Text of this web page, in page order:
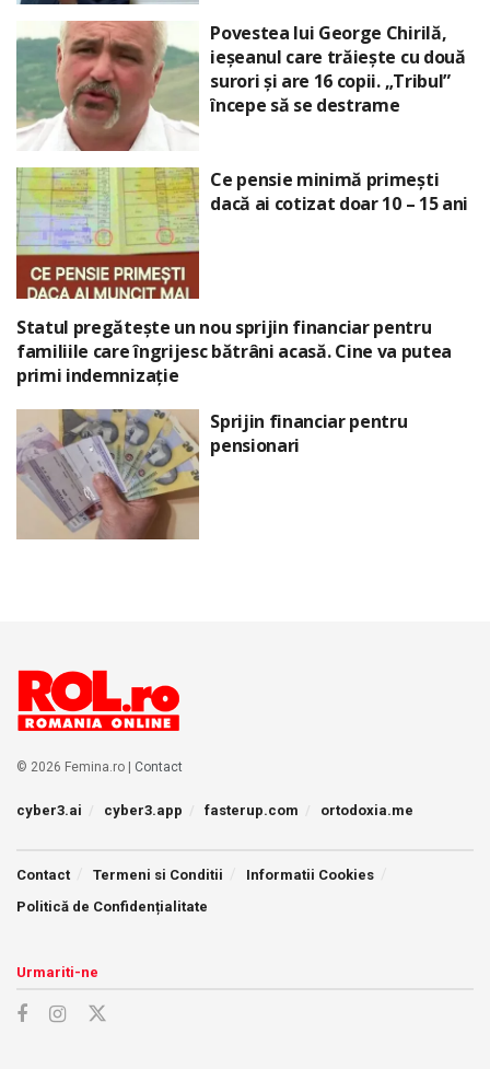
Povestea lui George Chirilă,
ieșeanul care trăiește cu două
surori și are 16 copii. „Tribul”
începe să se destrame
Ce pensie minimă primești
dacă ai cotizat doar 10 – 15 ani
Statul pregătește un nou sprijin financiar pentru
familiile care îngrijesc bătrâni acasă. Cine va putea
primi indemnizație
Sprijin financiar pentru
pensionari
© 2026 Femina.ro | Contact
cyber3.ai cyber3.app fasterup.com ortodoxia.me
Contact Termeni si Conditii
Informatii Cookies
Politică de Confidențialitate
Urmariti-ne